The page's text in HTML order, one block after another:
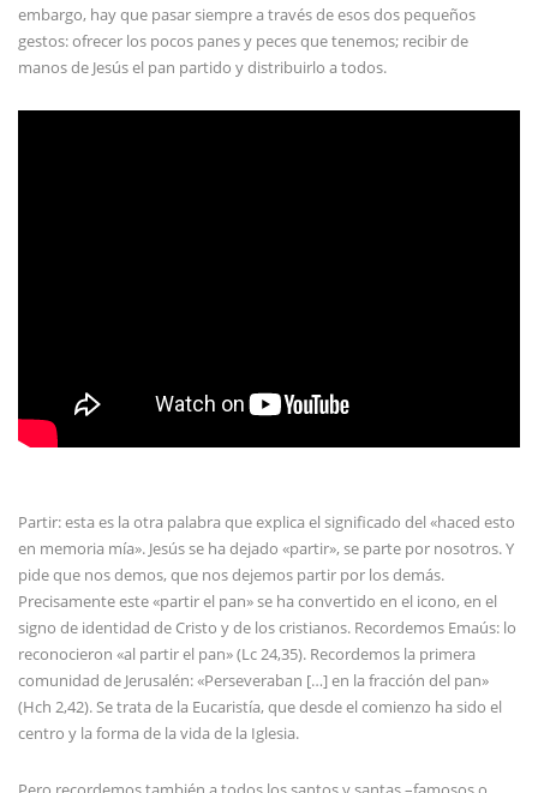
embargo, hay que pasar siempre a través de esos dos pequeños
gestos: ofrecer los pocos panes y peces que tenemos; recibir de
manos de Jesús el pan partido y distribuirlo a todos.
Partir: esta es la otra palabra que explica el significado del «haced esto
en memoria mía». Jesús se ha dejado «partir», se parte por nosotros. Y
pide que nos demos, que nos dejemos partir por los demás.
Precisamente este «partir el pan» se ha convertido en el icono, en el
signo de identidad de Cristo y de los cristianos. Recordemos Emaús: lo
reconocieron «al partir el pan» (Lc 24,35). Recordemos la primera
comunidad de Jerusalén: «Perseveraban […] en la fracción del pan»
(Hch 2,42). Se trata de la Eucaristía, que desde el comienzo ha sido el
centro y la forma de la vida de la Iglesia.